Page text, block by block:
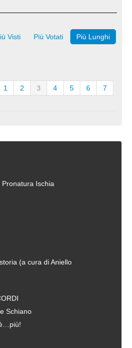
Visti Più Votati Più Lunghi
1 2 3 4 5 6
7
Pronatura Ischia
(a cura di Aniello
Schiano